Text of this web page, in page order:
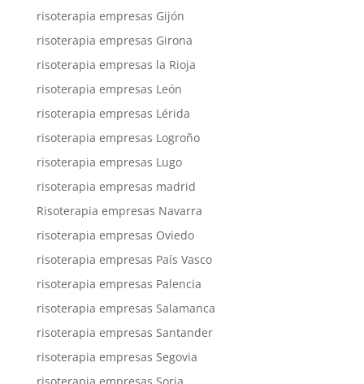
risoterapia empresas Gijón
risoterapia empresas Girona
risoterapia empresas la Rioja
risoterapia empresas León
risoterapia empresas Lérida
risoterapia empresas Logroño
risoterapia empresas Lugo
risoterapia empresas madrid
Risoterapia empresas Navarra
risoterapia empresas Oviedo
risoterapia empresas País Vasco
risoterapia empresas Palencia
risoterapia empresas Salamanca
risoterapia empresas Santander
risoterapia empresas Segovia